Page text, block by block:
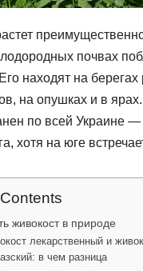
почвах
находят на берегах
на опушках и в ярах.
по всей Украине —
хотя на юге
живокост в природе
лекарственный и
в чем разница